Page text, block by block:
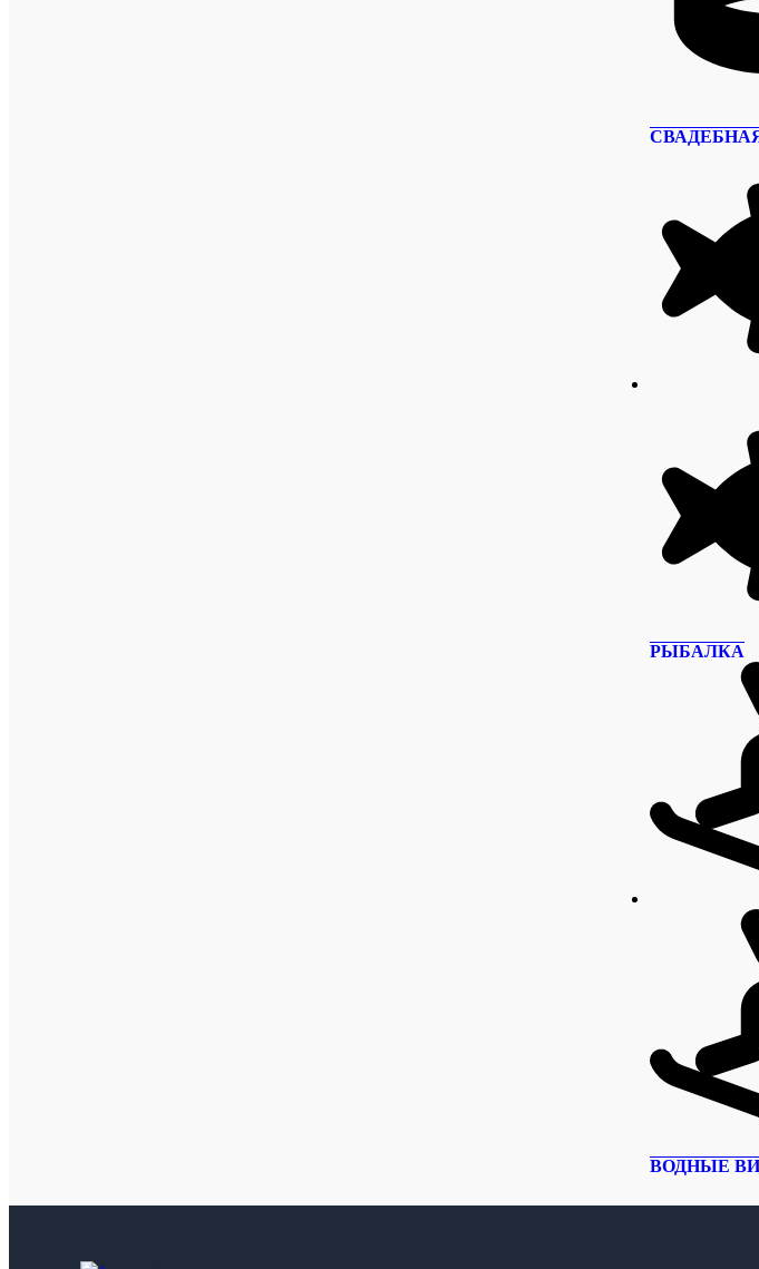
РЫБАЛКА
ВОДНЫЕ